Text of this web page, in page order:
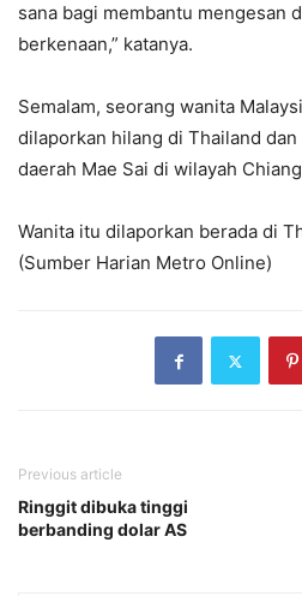
sana bagi membantu mengesan
berkenaan,” katanya.
Semalam, seorang wanita
dilaporkan hilang di Thailand
daerah Mae Sai di wilayah
Wanita itu dilaporkan berada di
(Sumber Harian Metro Online)
Previous article
Ringgit dibuka tinggi
berbanding dolar AS